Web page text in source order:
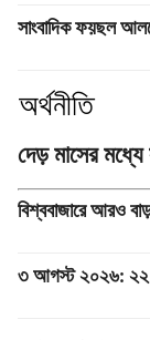
সাংবাদিক ফয়ছল
অর্থনীতি
দেড় মাসের মধ্যে
বিশ্ববাজারে আরও
৩ আগস্ট ২০২৬: ২২